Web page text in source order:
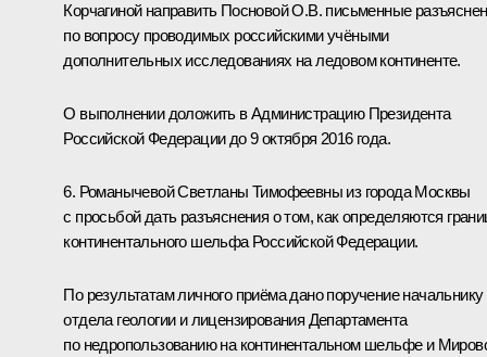
Корчагиной направить Посновой О.В. письменные
по вопросу проводимых российскими учёными
дополнительных исследованиях на ледовом континенте.
О выполнении доложить в Администрацию Президента
Российской Федерации до 9 октября 2016 года.
6. Романычевой Светланы Тимофеевны из города Москвы
с просьбой дать разъяснения о том, как определяются
континентального шельфа Российской Федерации.
По результатам личного приёма дано поручение начальнику
отдела геологии и лицензирования Департамента
по недропользованию на континентальном шельфе и